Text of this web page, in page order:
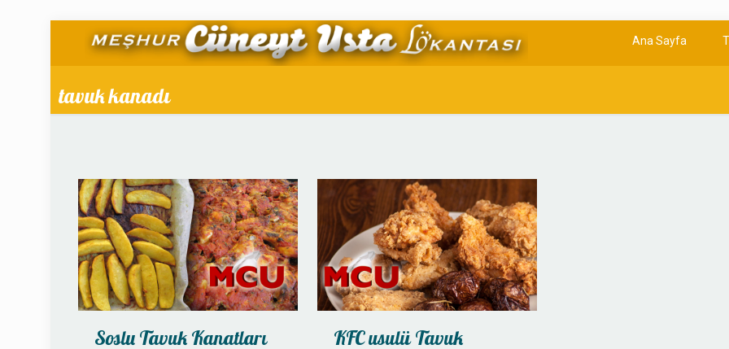
Ana Sayfa
tavuk kanadı
Soslu Tavuk Kanatları
KFC usulü Tavuk